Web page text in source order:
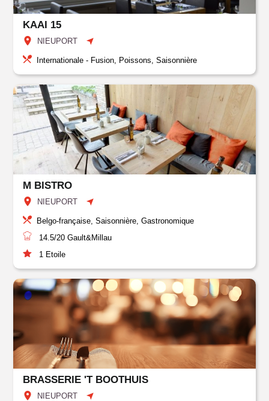
KAAI 15
NIEUPORT
Internationale - Fusion, Poissons, Saisonnière
M BISTRO
NIEUPORT
Belgo-française, Saisonnière, Gastronomique
14.5/20 Gault&Millau
1 Etoile
BRASSERIE 'T BOOTHUIS
NIEUPORT